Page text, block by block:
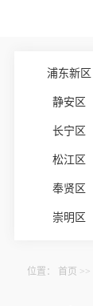
浦东新区
静安区
长宁区
松江区
奉贤区
崇明区
位置： 首页 >>